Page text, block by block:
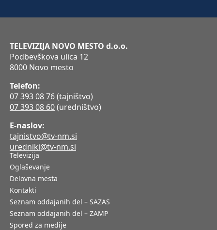
TELEVIZIJA NOVO MESTO d.o.o.
Podbevškova ulica 12
8000 Novo mesto
Telefon:
07 393 08 76(tajništvo)
07 393 08 60(uredništvo)
E-naslov:
tajnistvo@tv-nm.si
uredniki@tv-nm.si
Televizija
Oglaševanje
Delovna mesta
Kontakti
Seznam oddajanih del – SAZAS
Seznam oddajanih del – ZAMP
Spored za medije